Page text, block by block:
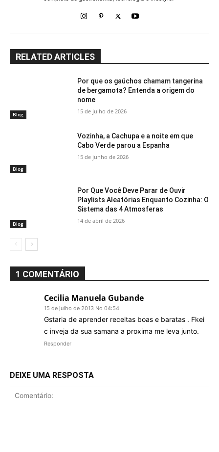
RELATED ARTICLES
Blog
Por que os gaúchos chamam tangerina
de bergamota? Entenda a origem do
nome
15 de julho de 2026
Blog
Vozinha, a Cachupa e a noite em que
Cabo Verde parou a Espanha
15 de junho de 2026
Blog
Por Que Você Deve Parar de Ouvir
Playlists Aleatórias Enquanto Cozinha: O
Sistema das 4 Atmosferas
14 de abril de 2026
1 COMENTÁRIO
Cecilia Manuela Gubande
15 de julho de 2013 No 04:54
Gstaria de aprender receitas boas e baratas . Fkei
c inveja da sua samana a proxima me leva junto.
Responder
DEIXE UMA RESPOSTA